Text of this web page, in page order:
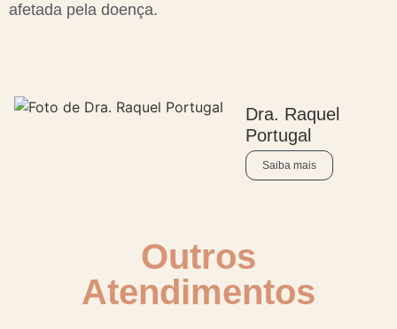
afetada pela doença.
Dra. Raquel
Portugal
Saiba mais
Outros
Atendimentos